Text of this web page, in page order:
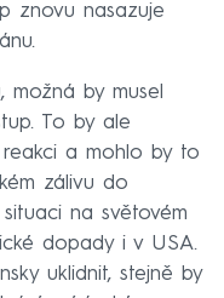
znovu nasazuje
možná by musel
To by ale
a mohlo by to
zálivu do
na světovém
dopady i v USA.
uklidnit, stejně by